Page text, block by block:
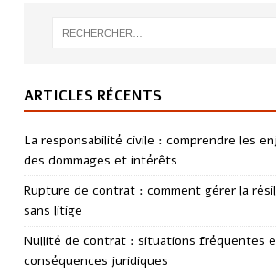
ARTICLES RÉCENTS
La responsabilité civile : comprendre les
des dommages et intérêts
Rupture de contrat : comment gérer la
sans litige
Nullité de contrat : situations fréquentes
conséquences juridiques